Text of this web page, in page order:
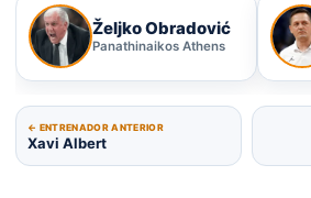
Željko Obradović
Panathinaikos Athens
← ENTRENADOR ANTERIOR
Xavi Albert